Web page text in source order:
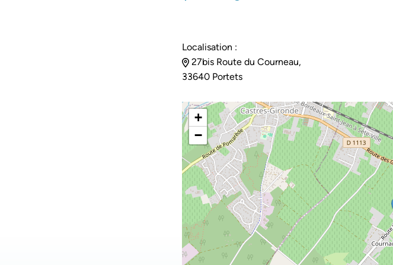
Localisation :
27bis Route du Courneau,
33640 Portets
+
−